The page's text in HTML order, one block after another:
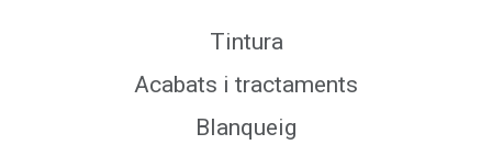
Tintura
Acabats i tractaments
Blanqueig